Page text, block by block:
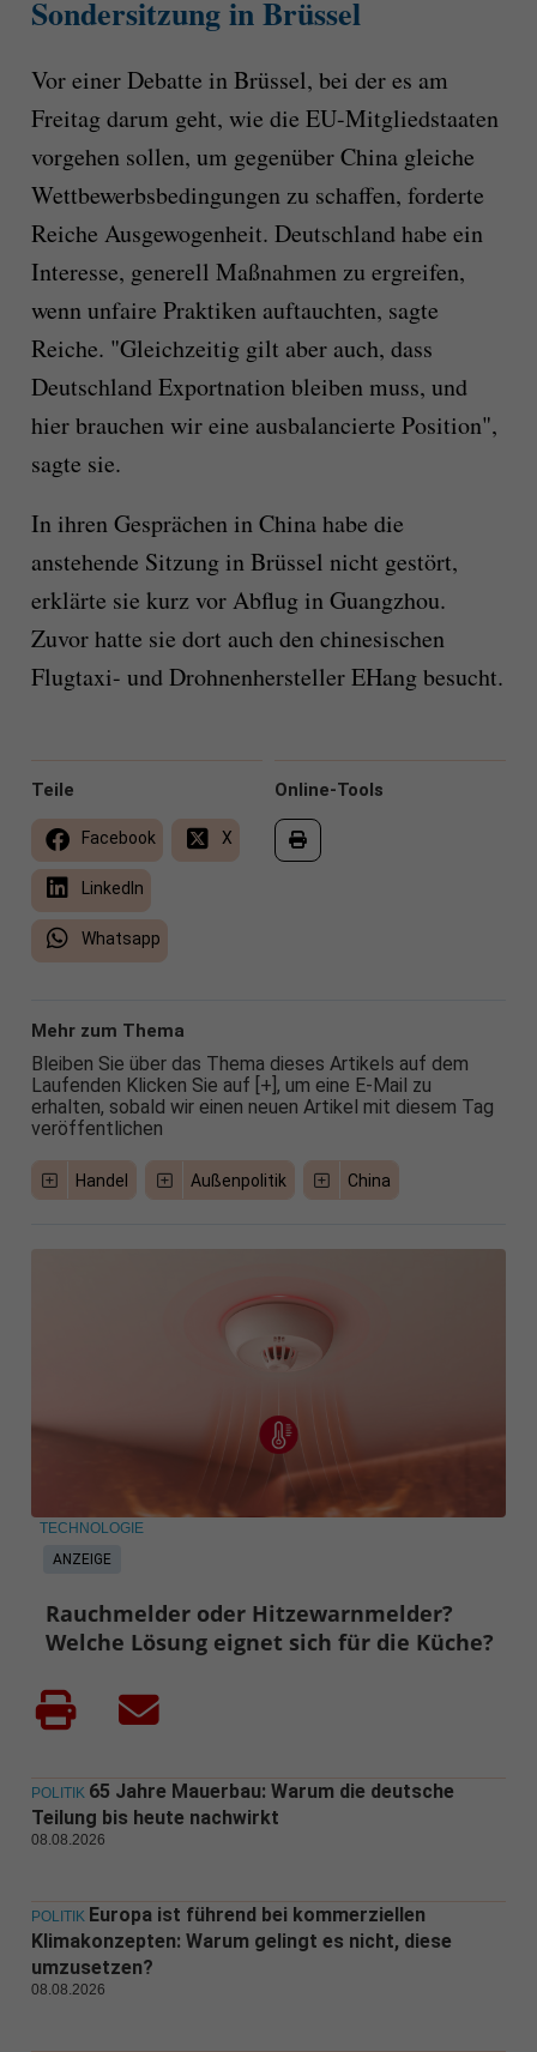
Sondersitzung in Brüssel
Vor einer Debatte in Brüssel, bei der es am
Freitag darum geht, wie die EU-Mitgliedstaaten
vorgehen sollen, um gegenüber China gleiche
Wettbewerbsbedingungen zu schaffen, forderte
Reiche Ausgewogenheit. Deutschland habe ein
Interesse, generell Maßnahmen zu ergreifen,
wenn unfaire Praktiken auftauchten, sagte
Reiche. "Gleichzeitig gilt aber auch, dass
Deutschland Exportnation bleiben muss, und
hier brauchen wir eine ausbalancierte Position",
sagte sie.
In ihren Gesprächen in China habe die
anstehende Sitzung in Brüssel nicht gestört,
erklärte sie kurz vor Abflug in Guangzhou.
Zuvor hatte sie dort auch den chinesischen
Flugtaxi- und Drohnenhersteller EHang besucht.
Online-Tools
Teile
Facebook X
LinkedIn
Whatsapp
Mehr zum Thema
Bleiben Sie über das Thema dieses Artikels auf dem
Laufenden Klicken Sie auf [+], um eine E-Mail zu
erhalten, sobald wir einen neuen Artikel mit diesem Tag
veröffentlichen
Handel Außenpolitik China
ANZEIGE
TECHNOLOGIE
Rauchmelder oder Hitzewarnmelder?
Welche Lösung eignet sich für die Küche?
POLITIK 65 Jahre Mauerbau: Warum die deutsche
Teilung bis heute nachwirkt
08.08.2026
POLITIK Europa ist führend bei kommerziellen
Klimakonzepten: Warum gelingt es nicht, diese
umzusetzen?
08.08.2026